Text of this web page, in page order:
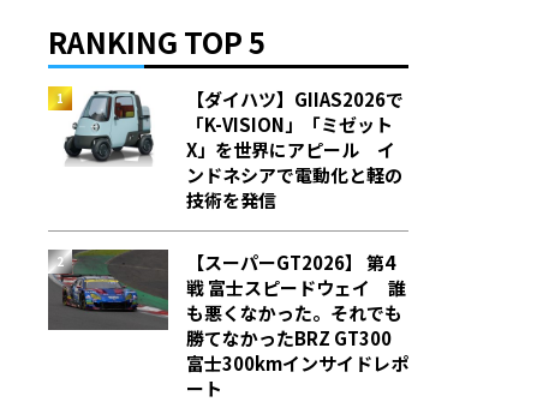
RANKING TOP 5
【ダイハツ】GIIAS2026で
「K-VISION」「ミゼット
X」を世界にアピール イ
ンドネシアで電動化と軽の
技術を発信
【スーパーGT2026】 第4
戦 富士スピードウェイ 誰
も悪くなかった。それでも
勝てなかった――BRZ GT300
富士300kmインサイドレポ
ート